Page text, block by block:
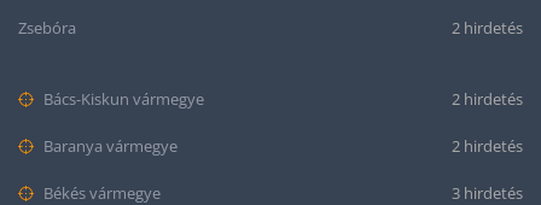
Zsebóra 2 hirdetés
Bács-Kiskun vármegye 2 hirdetés
Baranya vármegye 2 hirdetés
Békés vármegye 3 hirdetés